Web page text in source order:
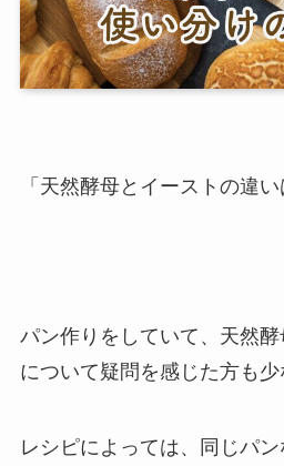
「天然酵母とイーストの違い
パン作りをしていて、天然
について疑問を感じた方も少
レシピによっては、同じパ